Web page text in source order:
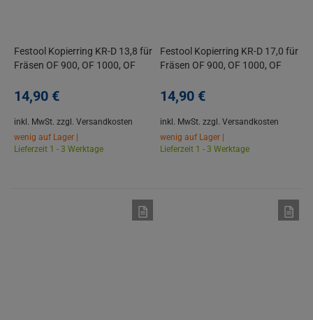
Festool Kopierring KR-D 13,8 für
Fräsen OF 900, OF 1000, OF
14,90 €
inkl. MwSt. zzgl. Versandkosten
wenig auf Lager |
Lieferzeit 1 - 3 Werktage
Festool Kopierring KR-D 17,0 für
Fräsen OF 900, OF 1000, OF
14,90 €
inkl. MwSt. zzgl. Versandkosten
wenig auf Lager |
Lieferzeit 1 - 3 Werktage